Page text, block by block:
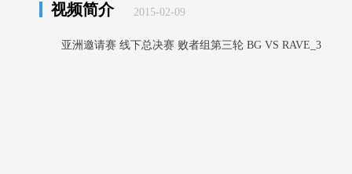
视频简介 2015-02-09
亚洲邀请赛 线下总决赛 败者组第三轮 BG VS RAVE_3